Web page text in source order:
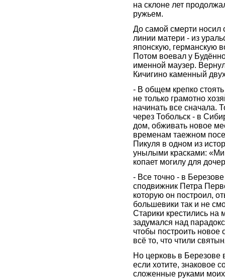
на склоне лет
ружьем.
До самой смерти носил
линии матери - из
японскую, германскую
Потом воевал у
именной маузер.
Кичигино каменный
- В общем крепко
не только грамотно
начинать все сначала.
через Тобольск - в
дом, обживать новое
временам таежном
Пикуля в одном из
унылыми красками:
копает могилу для
- Все точно - в
сподвижник Петра
которую он построил,
большевики так и не
Старики крестились на
задумался над
чтобы построить новое
всё то, что чтили
Но церковь в Березове
если хотите, знаковое
сложенные руками